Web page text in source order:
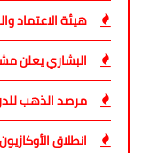
هيئة الاعتماد
البشاري يعلن
مرصد الذهب
انطلاق الأوكازيون